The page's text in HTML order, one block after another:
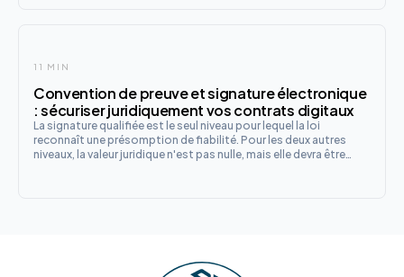
11 MIN
Convention de preuve et signature électronique
: sécuriser juridiquement vos contrats digitaux
La signature qualifiée est le seul niveau pour lequel la loi
reconnaît une présomption de fiabilité. Pour les deux autres
niveaux, la valeur juridique n'est pas nulle, mais elle devra être